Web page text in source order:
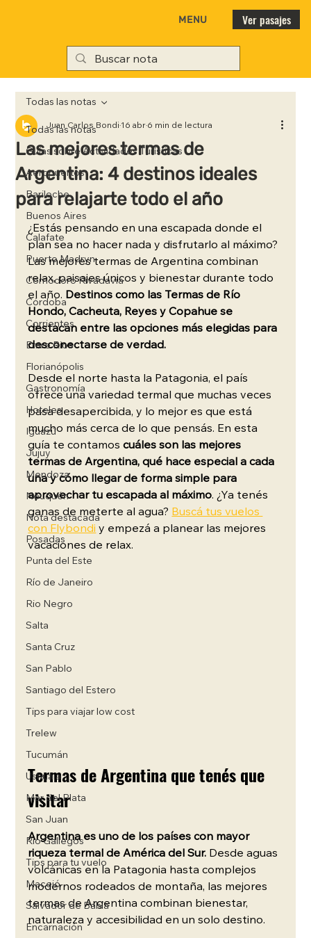
MENU Ver pasajes
Todas las notas
Guías sobre Actividades Turísticas
Aeropuertos
Bariloche
Buenos Aires
Calafate
Puerto Madryn
Comodoro Rivadavia
Córdoba
Corrientes
Entre Rios
Florianópolis
Gastronomía
Hoteles
Iguazú
Jujuy
Mendoza
Neuquén
Nota destacada
Posadas
Punta del Este
Río de Janeiro
Rio Negro
Salta
Santa Cruz
San Pablo
Santiago del Estero
Tips para viajar low cost
Trelew
Tucumán
Ushuaia
Mar del Plata
San Juan
Río Gallegos
Tips para tu vuelo
Maceió
Salvador de Bahía
Encarnación
Todas las notas
Las mejores termas de
Argentina: 4 destinos ideales
para relajarte todo el año
Juan Carlos Bondi 16 abr 6 min de lectura
¿Estás pensando en una escapada donde el
plan sea no hacer nada y disfrutarlo al máximo?
Las mejores termas de Argentina combinan
relax, paisajes únicos y bienestar durante todo
el año. Destinos como las Termas de Río
Hondo, Cacheuta, Reyes y Copahue se
destacan entre las opciones más elegidas para
desconectarse de verdad.
Desde el norte hasta la Patagonia, el país
ofrece una variedad termal que muchas veces
pasa desapercibida, y lo mejor es que está
mucho más cerca de lo que pensás. En esta
guía te contamos cuáles son las mejores
termas de Argentina, qué hace especial a cada
una y cómo llegar de forma simple para
aprovechar tu escapada al máximo. ¿Ya tenés
ganas de meterte al agua? Buscá tus vuelos
con Flybondi y empezá a planear las mejores
vacaciones de relax.
Termas de Argentina que tenés que
visitar
Argentina es uno de los países con mayor
riqueza termal de América del Sur. Desde aguas
volcánicas en la Patagonia hasta complejos
modernos rodeados de montaña, las mejores
termas de Argentina combinan bienestar,
naturaleza y accesibilidad en un solo destino.